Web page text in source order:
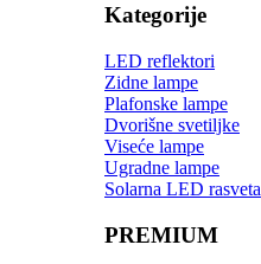
Kategorije
LED reflektori
Zidne lampe
Plafonske lampe
Dvorišne svetiljke
Viseće lampe
Ugradne lampe
Solarna LED rasveta
PREMIUM